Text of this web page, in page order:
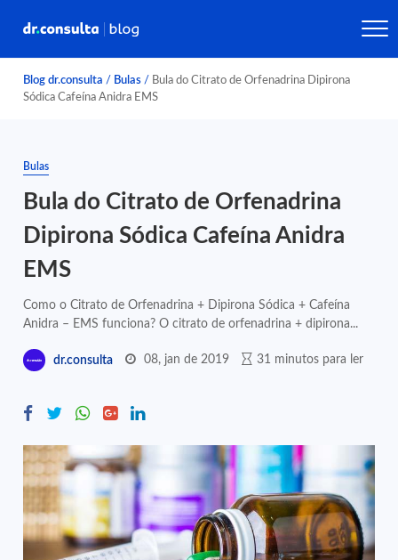
Blog dr.consulta / Bulas / Bula do Citrato de Orfenadrina Dipirona
Sódica Cafeína Anidra EMS
Bulas
Bula do Citrato de Orfenadrina
Dipirona Sódica Cafeína Anidra
EMS
Como o Citrato de Orfenadrina + Dipirona Sódica + Cafeína
Anidra – EMS funciona? O citrato de orfenadrina + dipirona...
dr.consulta 08, jan de 2019 31 minutos para ler